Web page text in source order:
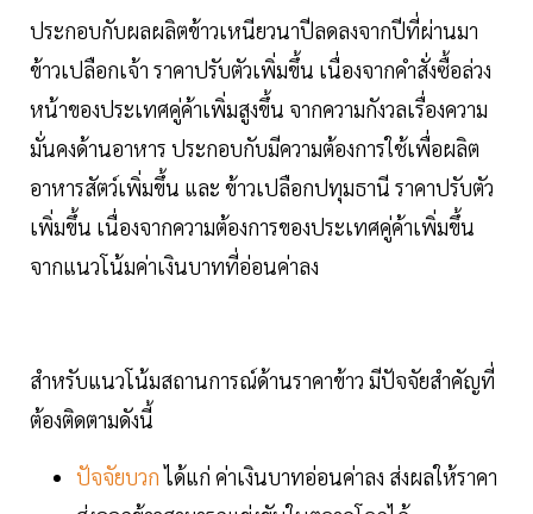
ประกอบกับผลผลิตข้าวเหนียวนาปีลดลงจากปีที่ผ่านมา
ข้าวเปลือกเจ้า ราคาปรับตัวเพิ่มขึ้น เนื่องจากคำสั่งซื้อล่วง
หน้าของประเทศคู่ค้าเพิ่มสูงขึ้น จากความกังวลเรื่องความ
มั่นคงด้านอาหาร ประกอบกับมีความต้องการใช้เพื่อผลิต
อาหารสัตว์เพิ่มขึ้น และ ข้าวเปลือกปทุมธานี ราคาปรับตัว
เพิ่มขึ้น เนื่องจากความต้องการของประเทศคู่ค้าเพิ่มขึ้น
จากแนวโน้มค่าเงินบาทที่อ่อนค่าลง
สำหรับแนวโน้มสถานการณ์ด้านราคาข้าว มีปัจจัยสำคัญที่
ต้องติดตามดังนี้
ปัจจัยบวกได้แก่ ค่าเงินบาทอ่อนค่าลง ส่งผลให้ราคา